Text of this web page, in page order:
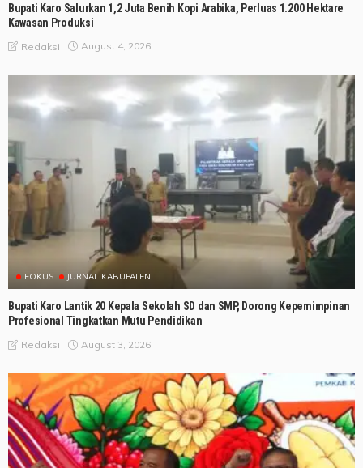
Bupati Karo Salurkan 1,2 Juta Benih Kopi Arabika, Perluas 1.200 Hektare
Kawasan Produksi
Redaksi August 4, 2026
FOKUS JURNAL KABUPATEN
Bupati Karo Lantik 20 Kepala Sekolah SD dan SMP, Dorong Kepemimpinan
Profesional Tingkatkan Mutu Pendidikan
Redaksi August 3, 2026